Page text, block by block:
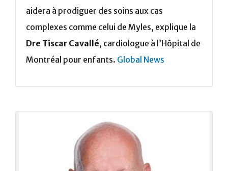
aidera à prodiguer des soins aux cas
complexes comme celui de Myles, explique la
Dre Tiscar Cavallé, cardiologue à l’Hôpital de
Montréal pour enfants. Global News